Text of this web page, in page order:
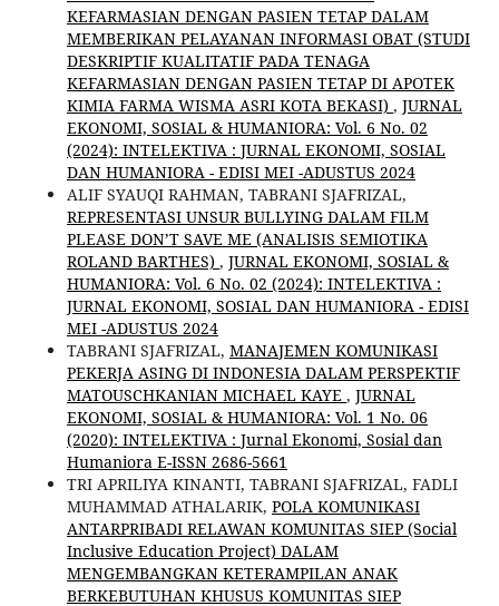
KEFARMASIAN DENGAN PASIEN TETAP DALAM
MEMBERIKAN PELAYANAN INFORMASI OBAT (STUDI
DESKRIPTIF KUALITATIF PADA TENAGA
KEFARMASIAN DENGAN PASIEN TETAP DI APOTEK
KIMIA FARMA WISMA ASRI KOTA BEKASI) , JURNAL
EKONOMI, SOSIAL & HUMANIORA: Vol. 6 No. 02
(2024): INTELEKTIVA : JURNAL EKONOMI, SOSIAL
DAN HUMANIORA - EDISI MEI -ADUSTUS 2024
ALIF SYAUQI RAHMAN, TABRANI SJAFRIZAL,
REPRESENTASI UNSUR BULLYING DALAM FILM
PLEASE DON’T SAVE ME (ANALISIS SEMIOTIKA
ROLAND BARTHES) , JURNAL EKONOMI, SOSIAL &
HUMANIORA: Vol. 6 No. 02 (2024): INTELEKTIVA :
JURNAL EKONOMI, SOSIAL DAN HUMANIORA - EDISI
MEI -ADUSTUS 2024
TABRANI SJAFRIZAL, MANAJEMEN KOMUNIKASI
PEKERJA ASING DI INDONESIA DALAM PERSPEKTIF
MATOUSCHKANIAN MICHAEL KAYE , JURNAL
EKONOMI, SOSIAL & HUMANIORA: Vol. 1 No. 06
(2020): INTELEKTIVA : Jurnal Ekonomi, Sosial dan
Humaniora E-ISSN 2686-5661
TRI APRILIYA KINANTI, TABRANI SJAFRIZAL, FADLI
MUHAMMAD ATHALARIK, POLA KOMUNIKASI
ANTARPRIBADI RELAWAN KOMUNITAS SIEP (Social
Inclusive Education Project) DALAM
MENGEMBANGKAN KETERAMPILAN ANAK
BERKEBUTUHAN KHUSUS KOMUNITAS SIEP